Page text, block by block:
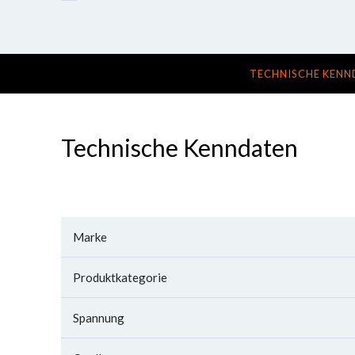
TECHNISCHE
Technische Kenndaten
Marke
Produktkategorie
Spannung